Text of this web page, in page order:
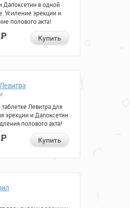
Дапоксетин в одной
Усиление эрекции и
полового акта!
Р Купить
Левитра для
эрекции и Дапоксетин
полового акта!
Р Купить